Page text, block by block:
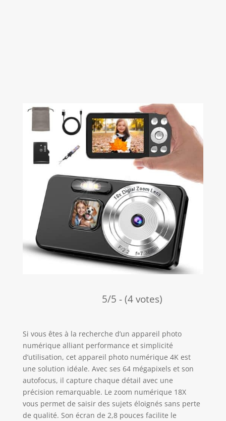
5/5 - (4 votes)
Si vous êtes à la recherche d’un appareil photo
numérique alliant performance et simplicité
d’utilisation, cet appareil photo numérique 4K est
une solution idéale. Avec ses 64 mégapixels et son
autofocus, il capture chaque détail avec une
précision remarquable. Le zoom numérique 18X
vous permet de saisir des sujets éloignés sans perte
de qualité. Son écran de 2,8 pouces facilite le